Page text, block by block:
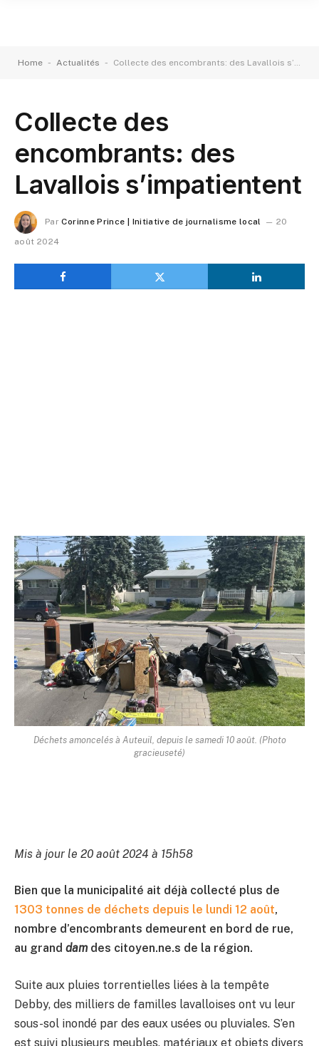
Home - Actualités - Collecte des encombrants: des Lavallois s’impatientent
Collecte des
encombrants: des
Lavallois s’impatientent
Par Corinne Prince | Initiative de journalisme local
20
août 2024
Déchets amoncelés à Auteuil, depuis le samedi 10 août. (Photo
gracieuseté)
Mis à jour le 20 août 2024 à 15h58
Bien que la municipalité ait déjà collecté plus de
1303 tonnes de déchets depuis le lundi 12 août,
nombre d’encombrants demeurent en bord de rue,
au grand dam des citoyen.ne.s de la région.
Suite aux pluies torrentielles liées à la tempête
Debby, des milliers de familles lavalloises ont vu leur
sous-sol inondé par des eaux usées ou pluviales. S’en
est suivi plusieurs meubles, matériaux et objets divers